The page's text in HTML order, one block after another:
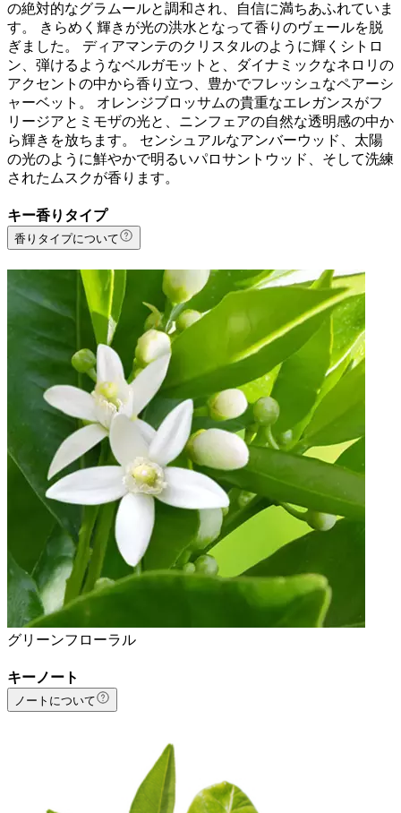
の絶対的なグラムールと調和され、自信に満ちあふれていま
す。 きらめく輝きが光の洪水となって香りのヴェールを脱
ぎました。 ディアマンテのクリスタルのように輝くシトロ
ン、弾けるようなベルガモットと、ダイナミックなネロリの
アクセントの中から香り立つ、豊かでフレッシュなペアーシ
ャーベット。 オレンジブロッサムの貴重なエレガンスがフ
リージアとミモザの光と、ニンフェアの自然な透明感の中か
ら輝きを放ちます。 センシュアルなアンバーウッド、太陽
の光のように鮮やかで明るいパロサントウッド、そして洗練
されたムスクが香ります。
キー香りタイプ
香りタイプについて
グリーンフローラル
キーノート
ノートについて